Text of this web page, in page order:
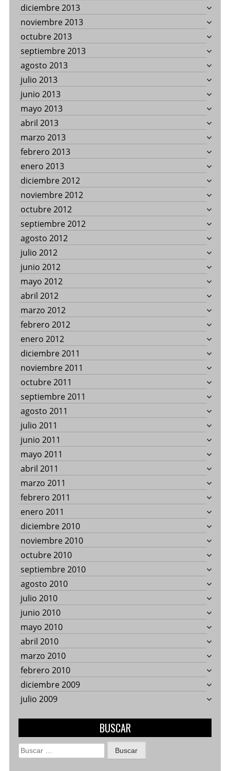
diciembre 2013
noviembre 2013
octubre 2013
septiembre 2013
agosto 2013
julio 2013
junio 2013
mayo 2013
abril 2013
marzo 2013
febrero 2013
enero 2013
diciembre 2012
noviembre 2012
octubre 2012
septiembre 2012
agosto 2012
julio 2012
junio 2012
mayo 2012
abril 2012
marzo 2012
febrero 2012
enero 2012
diciembre 2011
noviembre 2011
octubre 2011
septiembre 2011
agosto 2011
julio 2011
junio 2011
mayo 2011
abril 2011
marzo 2011
febrero 2011
enero 2011
diciembre 2010
noviembre 2010
octubre 2010
septiembre 2010
agosto 2010
julio 2010
junio 2010
mayo 2010
abril 2010
marzo 2010
febrero 2010
diciembre 2009
julio 2009
BUSCAR
Buscar: